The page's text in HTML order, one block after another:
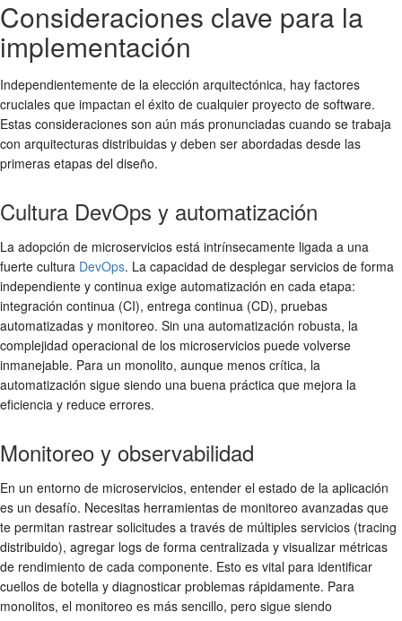
Consideraciones clave para la
implementación
Independientemente de la elección arquitectónica, hay factores
cruciales que impactan el éxito de cualquier proyecto de software.
Estas consideraciones son aún más pronunciadas cuando se trabaja
con arquitecturas distribuidas y deben ser abordadas desde las
primeras etapas del diseño.
Cultura DevOps y automatización
La adopción de microservicios está intrínsecamente ligada a una
fuerte cultura DevOps. La capacidad de desplegar servicios de forma
independiente y continua exige automatización en cada etapa:
integración continua (CI), entrega continua (CD), pruebas
automatizadas y monitoreo. Sin una automatización robusta, la
complejidad operacional de los microservicios puede volverse
inmanejable. Para un monolito, aunque menos crítica, la
automatización sigue siendo una buena práctica que mejora la
eficiencia y reduce errores.
Monitoreo y observabilidad
En un entorno de microservicios, entender el estado de la aplicación
es un desafío. Necesitas herramientas de monitoreo avanzadas que
te permitan rastrear solicitudes a través de múltiples servicios (tracing
distribuido), agregar logs de forma centralizada y visualizar métricas
de rendimiento de cada componente. Esto es vital para identificar
cuellos de botella y diagnosticar problemas rápidamente. Para
monolitos, el monitoreo es más sencillo, pero sigue siendo